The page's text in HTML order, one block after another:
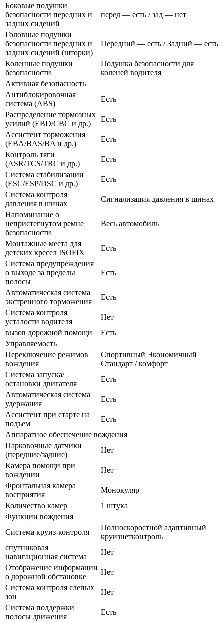
Боковые подушки
безопасности передних и
задних сидений
перед — есть / зад — нет
Головные подушки
безопасности передних и
задних сидений (шторки)
Передний — есть / Задний — есть
Коленные подушки
безопасности
Подушка безопасности для
коленей водителя
Активная безопасность
Антиблокировочная
система (ABS)
Есть
Распределение тормозных
усилий (EBD/CBC и др.)
Есть
Ассистент торможения
(EBA/BAS/BA и др.)
Есть
Контроль тяги
(ASR/TCS/TRC и др.)
Есть
Система стабилизации
(ESC/ESP/DSC и др.)
Есть
Система контроля
давления в шинах
Сигнализация давления в шинах
Напоминание о
непристегнутом ремне
безопасности
Весь автомобиль
Монтажные места для
детских кресел ISOFIX
Есть
Система предупреждения
о выходе за пределы
полосы
Есть
Автоматическая система
экстренного торможения
Есть
Система контроля
усталости водителя
Нет
вызов дорожной помощи
Есть
Управляемость
Переключение режимов
вождения
Спортивный Экономичный
Стандарт / комфорт
Система запуска/
остановки двигателя
Есть
Автоматическая система
удержания
Есть
Ассистент при старте на
подъем
Есть
Аппаратное обеспечение вождения
Парковочные датчики
(передние/задние)
Нет
Камера помощи при
вождении
Нет
Фронтальная камера
восприятия
Монокуляр
Количество камер
1 штука
Функции вождения
Система круиз-контроля
Полноскоростной адаптивный
круизнетконтроль
спутниковая
навигационная система
Нет
Отображение информации
о дорожной обстановке
Нет
Система контроля слепых
зон
Нет
Система поддержки
полосы движения
Есть